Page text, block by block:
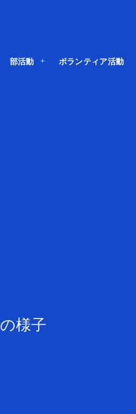
部活動 ボランティア活動
様子